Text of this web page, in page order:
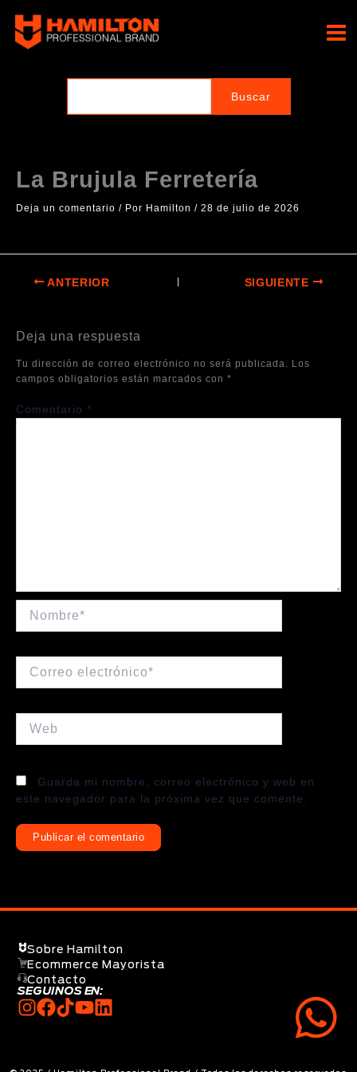
contenido
La Brujula Ferretería
Deja un comentario / Por Hamilton / 28 de julio de 2026
ANTERIOR SIGUIENTE
Deja una respuesta
Tu dirección de correo electrónico no será publicada. Los
campos obligatorios están marcados con *
Comentario *
electrónico*
Guarda mi nombre, correo electrónico y web en
este navegador para la próxima vez que comente.
Sobre Hamilton
Ecommerce Mayorista
Contacto
SEGUINOS EN: